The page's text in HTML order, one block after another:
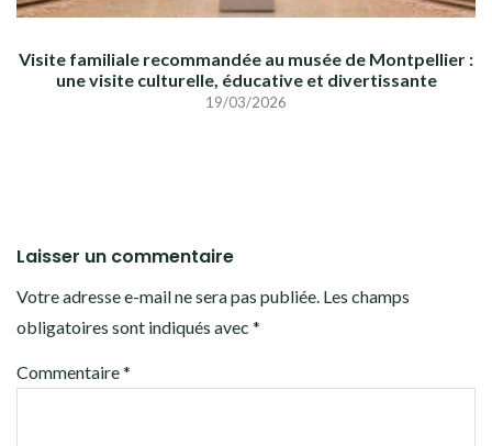
Visite familiale recommandée au musée de Montpellier :
une visite culturelle, éducative et divertissante
19/03/2026
Laisser un commentaire
Votre adresse e-mail ne sera pas publiée. Les champs
obligatoires sont indiqués avec *
Commentaire*